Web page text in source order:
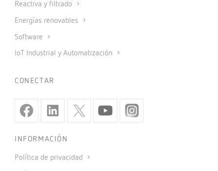
Reactiva y filtrado
Energías renovables
Software
IoT Industrial y Automatización
CONECTAR
INFORMACIÓN
Política de privacidad